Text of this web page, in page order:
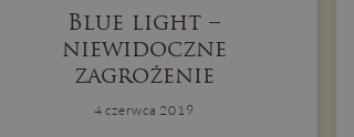
Blue light –
niewidoczne
zagrożenie
4 czerwca 2019